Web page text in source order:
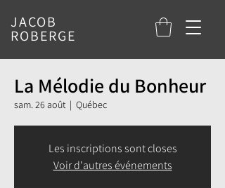
JACOB
ROBERGE
La Mélodie du Bonheur
sam. 26 août
  |
Québec
Les inscriptions sont closes
Voir d'autres événements